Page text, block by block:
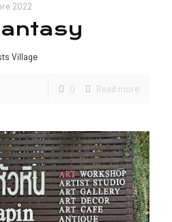
2022
Village
0 Read more